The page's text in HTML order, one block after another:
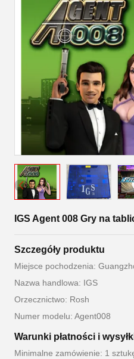
IGS Agent 008 Gry na
Szczegóły produktu
Miejsce pochodzenia:
Nazwa handlowa: IGS
Orzecznictwo: Rosh
Numer modelu: Agent008
Warunki płatności i
Minimalne zamówienie: 1